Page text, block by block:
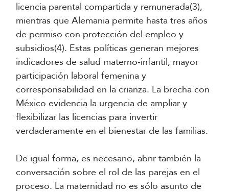
licencia parental compartida y remunerada(3),
mientras que Alemania permite hasta tres años
de permiso con protección del empleo y
subsidios(4). Estas políticas generan mejores
indicadores de salud materno-infantil, mayor
participación laboral femenina y
corresponsabilidad en la crianza. La brecha con
México evidencia la urgencia de ampliar y
flexibilizar las licencias para invertir
verdaderamente en el bienestar de las familias.
De igual forma, es necesario, abrir también la
conversación sobre el rol de las parejas en el
proceso. La maternidad no es sólo asunto de